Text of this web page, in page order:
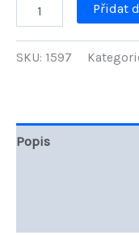
Perfume
auta
množství
Přidat
SKU: 1597
Popis